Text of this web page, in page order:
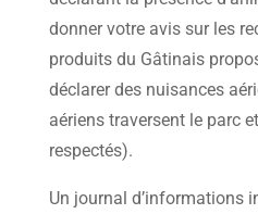
donner votre avis sur les
produits du Gâtinais
déclarer des nuisances
aériens traversent le parc
respectés).
Un journal d’informations